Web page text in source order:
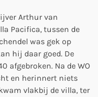
Arthur van
Pacifica, tussen de
was gek op
hij daar goed. De
afgebroken. Na de WO
en herinnert niets
vlakbij de villa, ter